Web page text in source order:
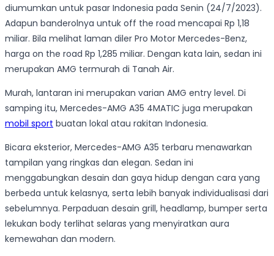
diumumkan untuk pasar Indonesia pada Senin (24/7/2023).
Adapun banderolnya untuk off the road mencapai Rp 1,18
miliar. Bila melihat laman diler Pro Motor Mercedes-Benz,
harga on the road Rp 1,285 miliar. Dengan kata lain, sedan ini
merupakan AMG termurah di Tanah Air.
Murah, lantaran ini merupakan varian AMG entry level. Di
samping itu, Mercedes-AMG A35 4MATIC juga merupakan
mobil sport buatan lokal atau rakitan Indonesia.
Bicara eksterior, Mercedes-AMG A35 terbaru menawarkan
tampilan yang ringkas dan elegan. Sedan ini
menggabungkan desain dan gaya hidup dengan cara yang
berbeda untuk kelasnya, serta lebih banyak individualisasi dari
sebelumnya. Perpaduan desain grill, headlamp, bumper serta
lekukan body terlihat selaras yang menyiratkan aura
kemewahan dan modern.